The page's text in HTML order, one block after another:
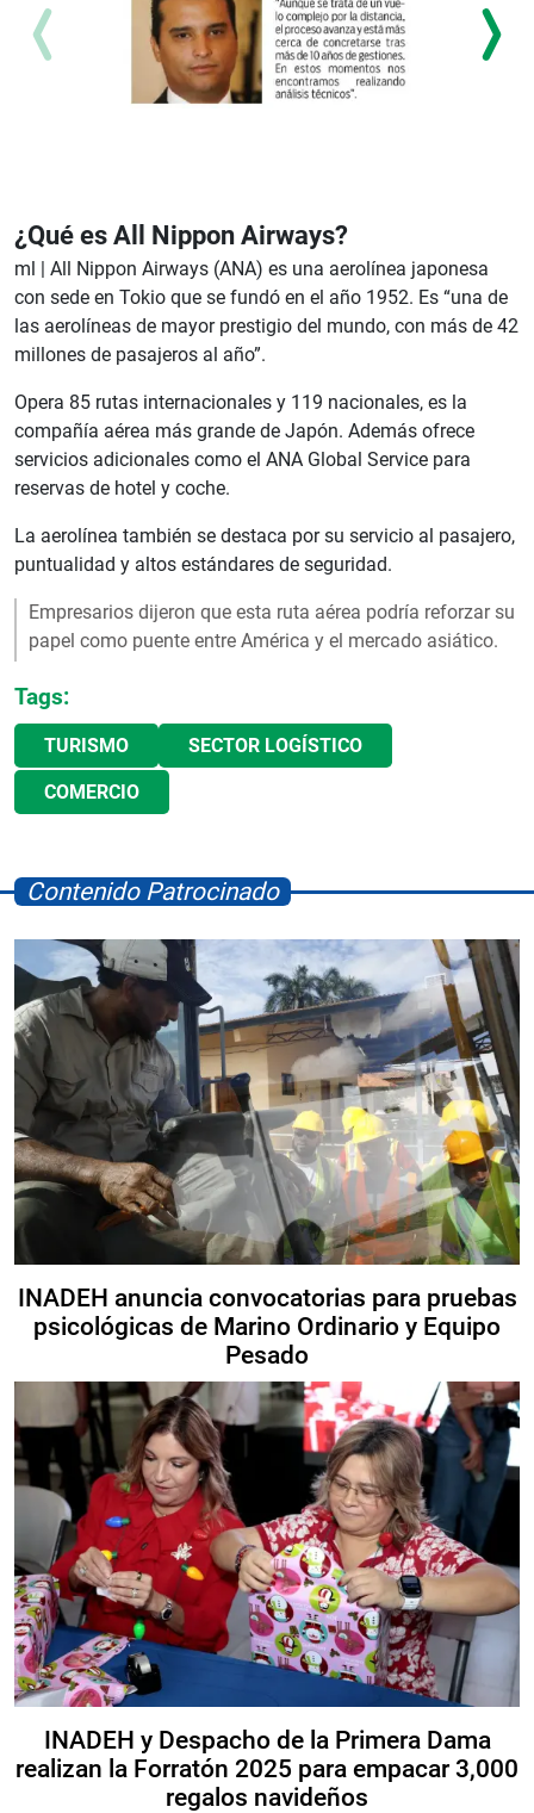
¿Qué es All Nippon Airways?
ml |
All Nippon Airways (ANA) es una aerolínea japonesa
con sede en Tokio que se fundó en el año 1952. Es “una de
las aerolíneas de mayor prestigio del mundo, con más de 42
millones de pasajeros al año”.
Opera 85 rutas internacionales y 119 nacionales, es la
compañía aérea más grande de Japón. Además ofrece
servicios adicionales como el ANA Global Service para
reservas de hotel y coche.
La aerolínea también se destaca por su servicio al pasajero,
puntualidad y altos estándares de seguridad.
Empresarios dijeron que esta ruta aérea podría reforzar su
papel como puente entre América y el mercado asiático.
Tags:
TURISMO SECTOR LOGÍSTICO
COMERCIO
Contenido Patrocinado
INADEH anuncia convocatorias para pruebas
psicológicas de Marino Ordinario y Equipo
Pesado
INADEH y Despacho de la Primera Dama
realizan la Forratón 2025 para empacar 3,000
regalos navideños